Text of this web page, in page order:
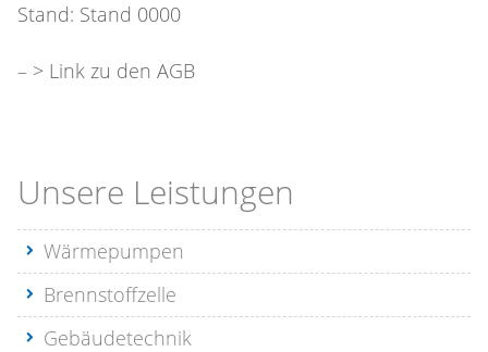
Stand: Stand 0000
– > Link zu den AGB
Unsere Leistungen
Wärmepumpen
Brennstoffzelle
Gebäudetechnik